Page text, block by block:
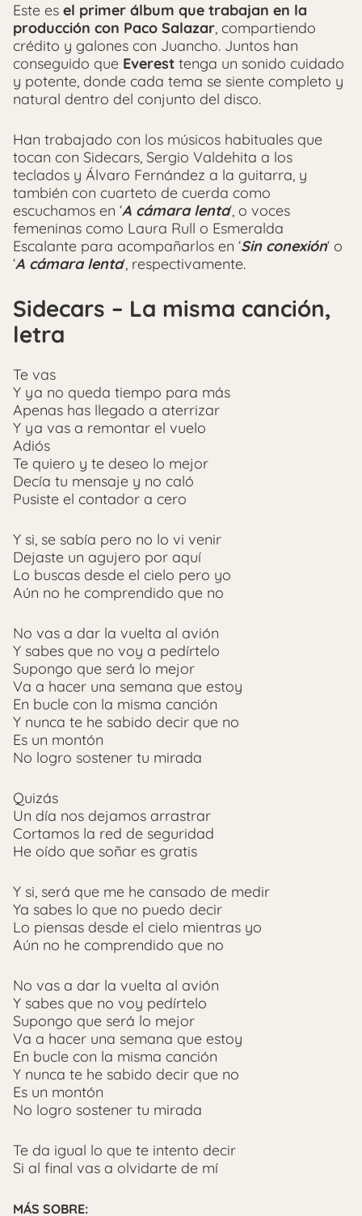
Este es el primer álbum que trabajan en la
producción con Paco Salazar, compartiendo
crédito y galones con Juancho. Juntos han
conseguido que Everest tenga un sonido cuidado
y potente, donde cada tema se siente completo y
natural dentro del conjunto del disco.
Han trabajado con los músicos habituales que
tocan con Sidecars, Sergio Valdehita a los
teclados y Álvaro Fernández a la guitarra, y
también con cuarteto de cuerda como
escuchamos en ‘A cámara lenta‘, o voces
femeninas como Laura Rull o Esmeralda
Escalante para acompañarlos en ‘Sin conexión‘ o
‘A cámara lenta‘, respectivamente.
Sidecars – La misma canción,
letra
Te vas
Y ya no queda tiempo para más
Apenas has llegado a aterrizar
Y ya vas a remontar el vuelo
Adiós
Te quiero y te deseo lo mejor
Decía tu mensaje y no caló
Pusiste el contador a cero
Y si, se sabía pero no lo vi venir
Dejaste un agujero por aquí
Lo buscas desde el cielo pero yo
Aún no he comprendido que no
No vas a dar la vuelta al avión
Y sabes que no voy a pedírtelo
Supongo que será lo mejor
Va a hacer una semana que estoy
En bucle con la misma canción
Y nunca te he sabido decir que no
Es un montón
No logro sostener tu mirada
Quizás
Un día nos dejamos arrastrar
Cortamos la red de seguridad
He oído que soñar es gratis
Y si, será que me he cansado de medir
Ya sabes lo que no puedo decir
Lo piensas desde el cielo mientras yo
Aún no he comprendido que no
No vas a dar la vuelta al avión
Y sabes que no voy pedírtelo
Supongo que será lo mejor
Va a hacer una semana que estoy
En bucle con la misma canción
Y nunca te he sabido decir que no
Es un montón
No logro sostener tu mirada
Te da igual lo que te intento decir
Si al final vas a olvidarte de mí
MÁS SOBRE: